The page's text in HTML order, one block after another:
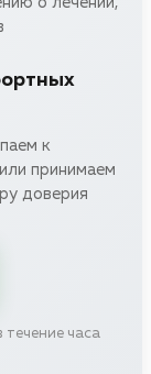
к
принимаем
доверия
течение часа